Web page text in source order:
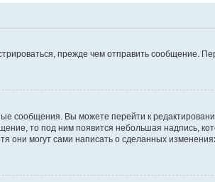
прежде чем отправить сообщение.
сообщения. Вы можете перейти к
то под ним появится небольшая надпись,
они могут сами написать о сделанных